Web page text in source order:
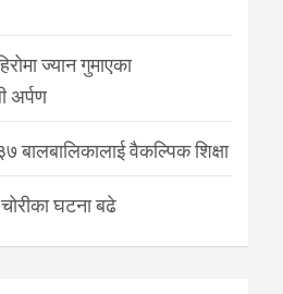
ज्यान गुमाएका
अर्पण
बालबालिकालाई वैकल्पिक शिक्षा
घटना बढे